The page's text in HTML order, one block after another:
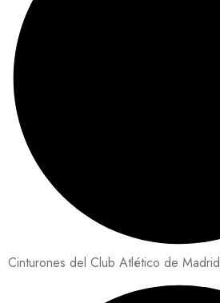
Cinturones del Club Atlético de Madrid